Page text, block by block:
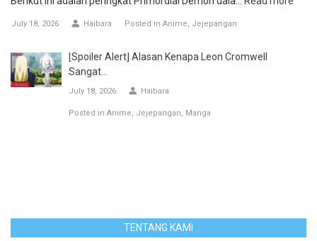
July 18, 2026 Haibara Posted in Anime Jejepangan
[Spoiler Alert] Alasan Kenapa Leon Cromwell
Sangat...
July 18, 2026 Haibara
Posted in Anime Jejepangan Manga
TENTANG KAMI